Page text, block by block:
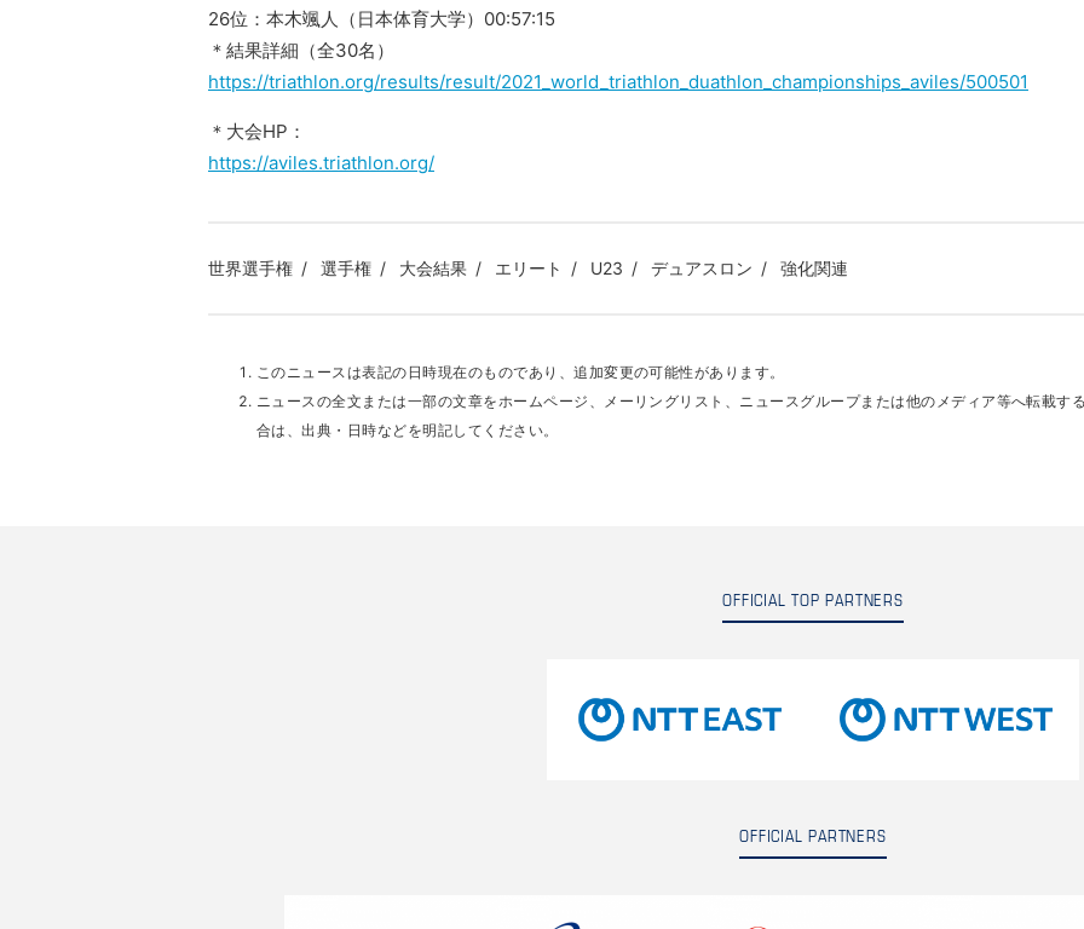
26位：本木颯人（日本体育大学）00:57:15
＊結果詳細（全30名）
https://triathlon.org/results/result/2021_world_triathlon_duathlon_championships_aviles/500501
＊大会HP：
https://aviles.triathlon.org/
世界選手権 選手権 大会結果 エリート U23 デュアスロン 強化関連
このニュースは表記の日時現在のものであり、追加変更の可能性があります。
ニュースの全文または一部の文章をホームページ、メーリングリスト、ニュースグループまたは他のメディア等へ転載す
合は、出典・日時などを明記してください。
OFFICIAL TOP PARTNERS
OFFICIAL PARTNERS